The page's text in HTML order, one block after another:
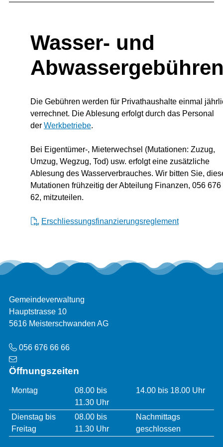
Wasser- und
Die Gebühren werden für Privathaushalte einmal
verrechnet. Die Ablesung erfolgt durch das Personal
der Werkbetriebe.
Bei Eigentümer-, Mieterwechsel (Mutationen: Zuzug,
Umzug, Wegzug, Tod) usw. erfolgt eine zusätzliche
Ablesung des Wasserverbrauches. Wir bitten Sie,
Mutationen frühzeitig der Abteilung Finanzen, 056 676
62, mitzuteilen.
Erschliessungsfinanzierungsreglement
Footer
Adresse
Gemeindeverwaltung
Hauptstrasse 10
5616 Meisterschwanden AG
Telefon
056 676 66 66
Öffnungszeiten
Öffnungszeiten
Montag
08.00 bis
11.30 Uhr
14.00 bis 18.00 Uhr
Dienstag bis
Freitag
08.00 bis
11.30 Uhr
Nachmittags
geschlossen